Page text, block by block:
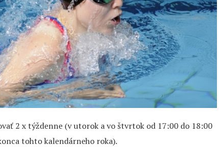
2 x týždenne (v utorok a vo štvrtok od 17:00 do 18:00
tohto kalendárneho roka).